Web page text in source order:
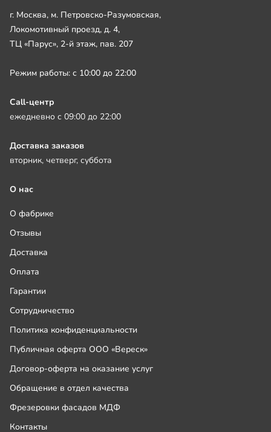
г. Москва, м. Петровско-Разумовская,
Локомотивный проезд, д. 4,
ТЦ «Парус», 2-й этаж, пав. 207
Режим работы: с 10:00 до 22:00
Call-центр
ежедневно с 09:00 до 22:00
Доставка заказов
вторник, четверг, суббота
О нас
О фабрике
Отзывы
Доставка
Оплата
Гарантии
Сотрудничество
Политика конфиденциальности
Публичная оферта ООО «Вереск»
Договор-оферта на оказание услуг
Обращение в отдел качества
Фрезеровки фасадов МДФ
Контакты